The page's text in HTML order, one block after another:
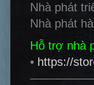
Nhà phát
Nhà phát
Hỗ trợ nhà
• https://